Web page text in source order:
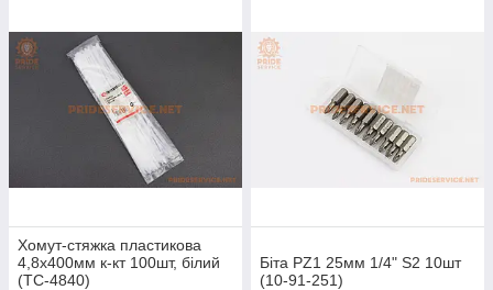
Хомут-стяжка пластикова
4,8x400мм к-кт 100шт, білий
(TC-4840)
Біта PZ1 25мм 1/4" S2 10шт
(10-91-251)